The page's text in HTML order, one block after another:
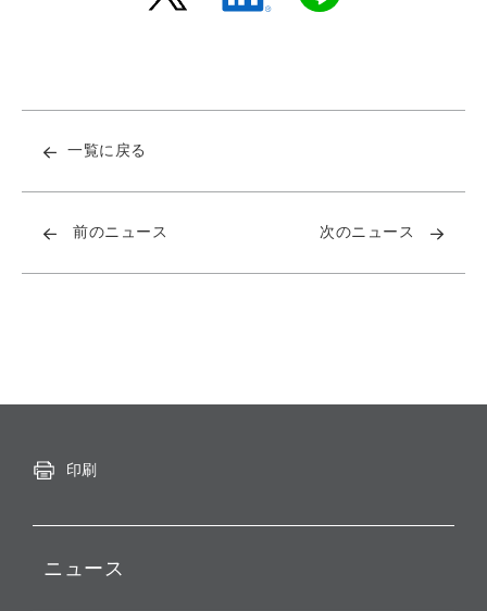
一覧に戻る
前のニュース 次のニュース
印刷
ニュース